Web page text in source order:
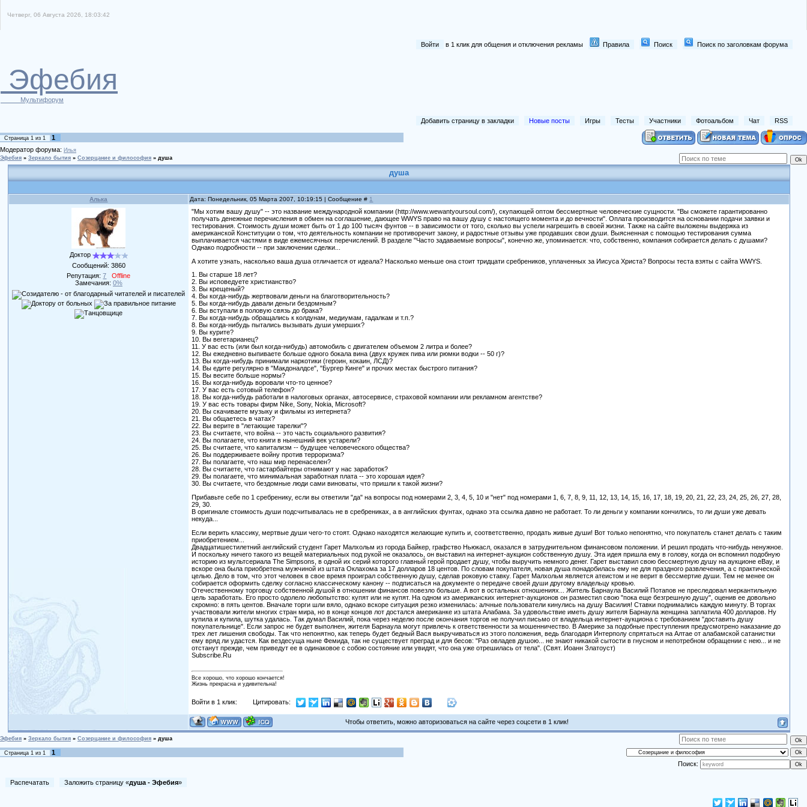
Четверг, 06 Августа 2026, 18:03:42
Войти в 1 клик для общения и отключения рекламы Правила Поиск Поиск по заголовкам форума
Эфебия
Мультифорум
Добавить страницу в закладки Новые посты Игры Тесты Участники Фотоальбом Чат RSS
Страница 1 из 1
1
Модератор форума: Илья
Эфебия » Зеркало бытия » Созерцание и философия » душа
душа
Алька Дата: Понедельник, 05 Марта 2007, 10:19:15 | Сообщение # 1
Доктор
Сообщений: 3860
Репутация:7
Offline
Замечания: 0%
"Мы хотим вашу душу" -- это название международной компании (http://www.wewantyoursoul.com/), скупающей оптом бессмертные человеческие сущности. "Вы сможете гарантированно
получать денежные перечисления в обмен на соглашение, дающее WWYS право на вашу душу с настоящего момента и до вечности". Оплата производится на основании подачи заявки и
тестирования. Стоимость души может быть от 1 до 100 тысяч фунтов -- в зависимости от того, сколько вы успели нагрешить в своей жизни. Также на сайте выложены выдержка из
американской Конституции о том, что деятельность компании не противоречит закону, и радостные отзывы уже продавших свои души. Выясненная с помощью тестирования сумма
выплачивается частями в виде ежемесячных перечислений. В разделе "Часто задаваемые вопросы", конечно же, упоминается: что, собственно, компания собирается делать с душами?
Однако подробности -- при заключении сделки...
А хотите узнать, насколько ваша душа отличается от идеала? Насколько меньше она стоит тридцати сребреников, уплаченных за Иисуса Христа? Вопросы теста взяты с сайта WWYS.
1. Вы старше 18 лет?
2. Вы исповедуете христианство?
3. Вы крещеный?
4. Вы когда-нибудь жертвовали деньги на благотворительность?
5. Вы когда-нибудь давали деньги бездомным?
6. Вы вступали в половую связь до брака?
7. Вы когда-нибудь обращались к колдунам, медиумам, гадалкам и т.п.?
8. Вы когда-нибудь пытались вызывать души умерших?
9. Вы курите?
10. Вы вегетарианец?
11. У вас есть (или был когда-нибудь) автомобиль с двигателем объемом 2 литра и более?
12. Вы ежедневно выпиваете больше одного бокала вина (двух кружек пива или рюмки водки -- 50 г)?
13. Вы когда-нибудь принимали наркотики (героин, кокаин, ЛСД)?
14. Вы едите регулярно в "Макдоналдсе", "Бургер Кинге" и прочих местах быстрого питания?
15. Вы весите больше нормы?
16. Вы когда-нибудь воровали что-то ценное?
17. У вас есть сотовый телефон?
18. Вы когда-нибудь работали в налоговых органах, автосервисе, страховой компании или рекламном агентстве?
19. У вас есть товары фирм Nike, Sony, Nokia, Microsoft?
20. Вы скачиваете музыку и фильмы из интернета?
21. Вы общаетесь в чатах?
22. Вы верите в "летающие тарелки"?
23. Вы считаете, что война -- это часть социального развития?
24. Вы полагаете, что книги в нынешний век устарели?
25. Вы считаете, что капитализм -- будущее человеческого общества?
26. Вы поддерживаете войну против терроризма?
27. Вы полагаете, что наш мир перенаселен?
28. Вы считаете, что гастарбайтеры отнимают у нас заработок?
29. Вы полагаете, что минимальная заработная плата -- это хорошая идея?
30. Вы считаете, что бездомные люди сами виноваты, что пришли к такой жизни?
Прибавьте себе по 1 сребренику, если вы ответили "да" на вопросы под номерами 2, 3, 4, 5, 10 и "нет" под номерами 1, 6, 7, 8, 9, 11, 12, 13, 14, 15, 16, 17, 18, 19, 20, 21, 22, 23, 24, 25, 26, 27, 28,
29, 30.
В оригинале стоимость души подсчитывалась не в сребрениках, а в английских фунтах, однако эта ссылка давно не работает. То ли деньги у компании кончились, то ли души уже девать
некуда...
Если верить классику, мертвые души чего-то стоят. Однако находятся желающие купить и, соответственно, продать живые души! Вот только непонятно, что покупатель станет делать с таким
приобретением...
Двадцатишестилетний английский студент Гарет Малхольм из города Байкер, графство Ньюкасл, оказался в затруднительном финансовом положении. И решил продать что-нибудь ненужное.
И поскольку ничего такого из вещей материальных под рукой не оказалось, он выставил на интернет-аукцион собственную душу. Эта идея пришла ему в голову, когда он вспомнил подобную
историю из мультсериала The Simpsons, в одной их серий которого главный герой продает душу, чтобы выручить немного денег. Гарет выставил свою бессмертную душу на аукционе eBay, и
вскоре она была приобретена мужчиной из штата Оклахома за 17 долларов 18 центов. По словам покупателя, новая душа понадобилась ему не для праздного развлечения, а с практической
целью. Дело в том, что этот человек в свое время проиграл собственную душу, сделав роковую ставку. Гарет Малхольм является атеистом и не верит в бессмертие души. Тем не менее он
собирается оформить сделку согласно классическому канону -- подписаться на документе о передаче своей души другому владельцу кровью.
Отечественному торговцу собственной душой в отношении финансов повезло больше. А вот в остальных отношениях... Житель Барнаула Василий Потапов не преследовал меркантильную
цель заработать. Его просто одолело любопытство: купят или не купят. На одном из американских интернет-аукционов он разместил свою "пока еще безгрешную душу", оценив ее довольно
скромно: в пять центов. Вначале торги шли вяло, однако вскоре ситуация резко изменилась: алчные пользователи кинулись на душу Василия! Ставки поднимались каждую минуту. В торгах
участвовали жители многих стран мира, но в конце концов лот достался американке из штата Алабама. За удовольствие иметь душу жителя Барнаула женщина заплатила 400 долларов. Ну
купила и купила, шутка удалась. Так думал Василий, пока через неделю после окончания торгов не получил письмо от владельца интернет-аукциона с требованием "доставить душу
покупательнице". Если запрос не будет выполнен, жителя Барнаула могут привлечь к ответственности за мошенничество. В Америке за подобные преступления предусмотрено наказание до
трех лет лишения свободы. Так что непонятно, как теперь будет бедный Вася выкручиваться из этого положения, ведь благодаря Интерполу спрятаться на Алтае от алабамской сатанистки
ему вряд ли удастся. Как вездесуща ныне Фемида, так не существует преград и для бесов: "Раз овладев душою... не знают никакой сытости в гнусном и непотребном обращении с нею... и не
отстанут прежде, чем приведут ее в одинаковое с собою состояние или увидят, что она уже отрешилась от тела". (Свят. Иоанн Златоуст)
Subscribe.Ru
Все хорошо, что хорошо кончается!
Жизнь прекрасна и удивительна!
Войти в 1 клик: Цитировать:
Чтобы ответить, можно авторизоваться на сайте через соцсети в 1 клик!
Эфебия » Зеркало бытия » Созерцание и философия » душа
Страница 1 из 1
1
Поиск:
Распечатать Заложить страницу «душа - Эфебия»